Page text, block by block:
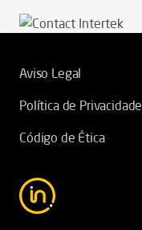
Aviso Legal
Política de Privacidade
Código de Ética